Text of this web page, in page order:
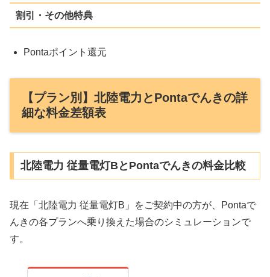
割引・その他特典
Pontaポイント還元
【プラン別】北陸電力とPontaでんきの詳
細な料金差額表
北陸電力 従量電灯BとPontaでんきの料金比較
現在「北陸電力 従量電灯B」をご契約中の方が、Pontaで
んきの各プランへ乗り換えた場合のシミュレーションで
す。